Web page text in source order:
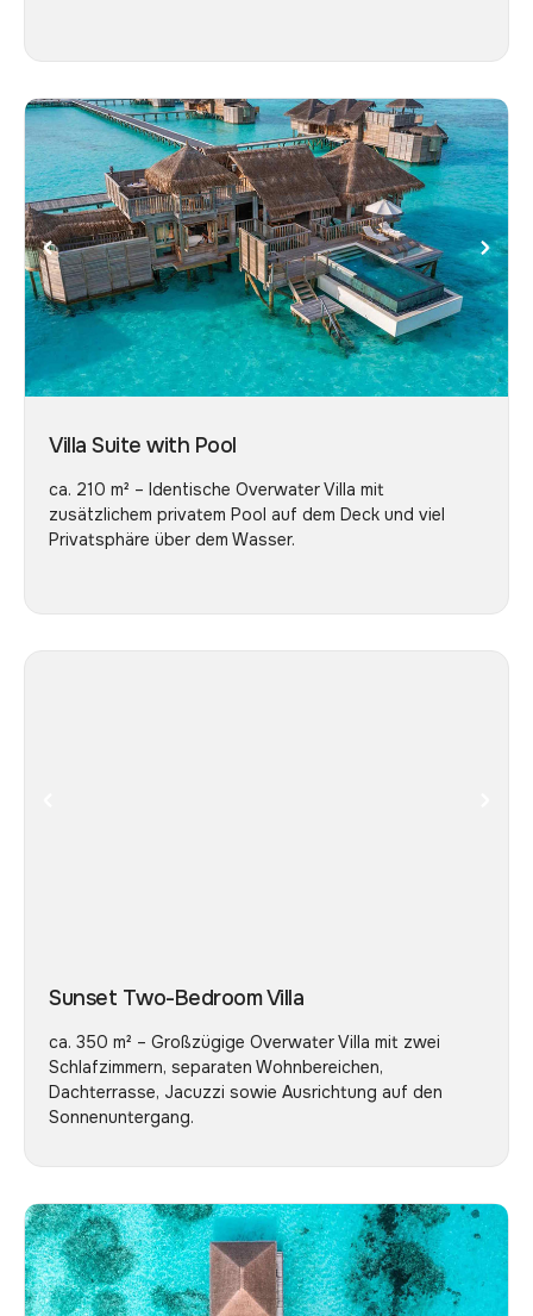
Villa Suite with Pool
ca. 210 m² – Identische Overwater Villa mit
zusätzlichem privatem Pool auf dem Deck und viel
Privatsphäre über dem Wasser.
Sunset Two-Bedroom Villa
ca. 350 m² – Großzügige Overwater Villa mit zwei
Schlafzimmern, separaten Wohnbereichen,
Dachterrasse, Jacuzzi sowie Ausrichtung auf den
Sonnenuntergang.